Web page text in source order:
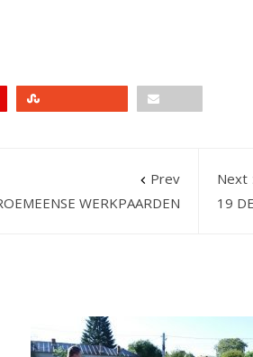
Prev
WERKPAARDEN
Next
19